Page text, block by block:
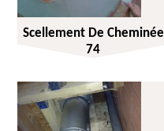
Scellement De Cheminée
74